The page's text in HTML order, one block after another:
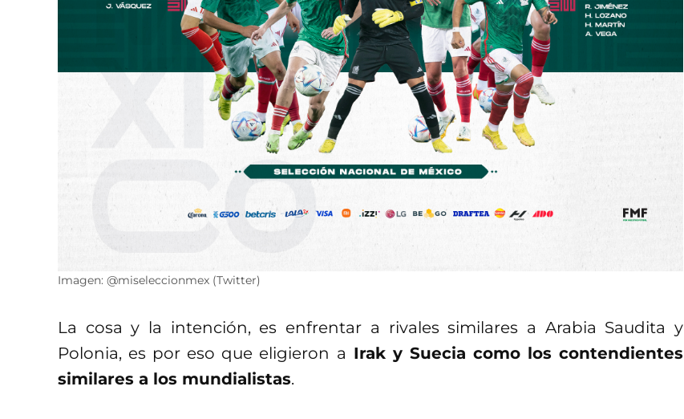
Imagen: @miseleccionmex (Twitter)
La cosa y la intención, es enfrentar a rivales similares a Arabia Saudita y
Polonia, es por eso que eligieron a Irak y Suecia como los contendientes
similares a los mundialistas.